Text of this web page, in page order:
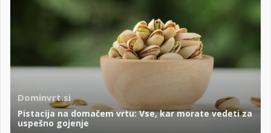
Dominvrt.si
Pistacija na domačem vrtu: Vse, kar morate vedeti za
uspešno gojenje